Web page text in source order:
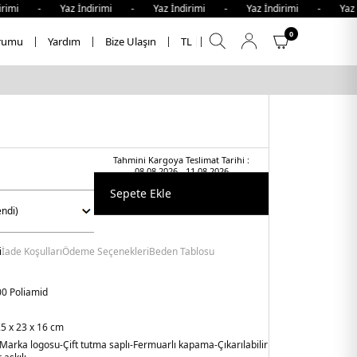
Yaz İndirimi - Yaz İndirimi - Yaz İndirimi -
Yardım Bize Ulaşın TL
0
Tahmini Kargoya Teslimat Tarihi :
08.08.2026 - 11.08.2026
Sepete Ekle
İade KoşullarıÖdeme SeçenekleriBeden Tablosu
Poliamid
x 23 x 16 cm
logosu-Çift tutma saplı-Fermuarlı kapama-Çıkarılabilir